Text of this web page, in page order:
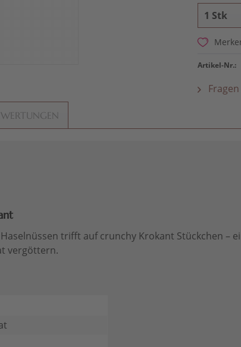
Artikel-Nr.:
trifft auf crunchy Krokant Stückchen –
vergöttern.